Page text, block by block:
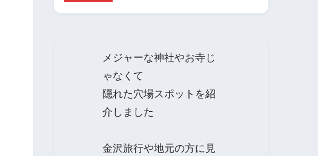
メジャーな神社やお寺じ
ゃなくて
隠れた穴場スポットを紹
介しました
金沢旅行や地元の方に見